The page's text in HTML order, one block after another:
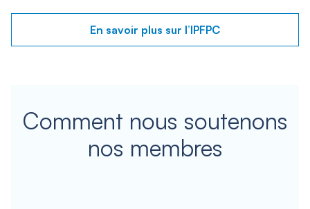
En savoir plus sur l’IPFPC
Comment nous soutenons
nos membres